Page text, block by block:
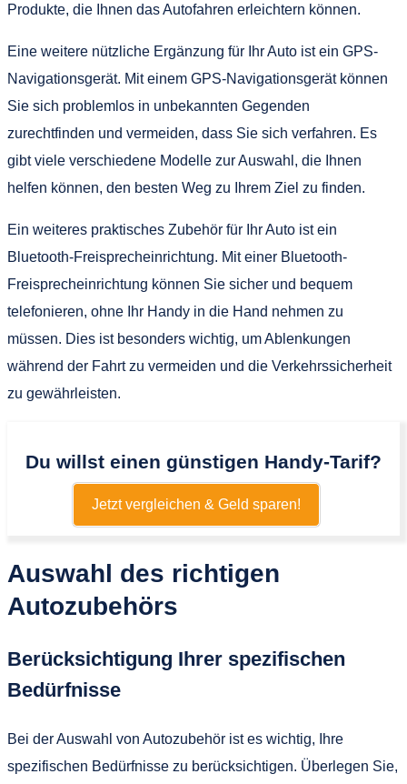
Produkte, die Ihnen das Autofahren erleichtern können.
Eine weitere nützliche Ergänzung für Ihr Auto ist ein GPS-
Navigationsgerät. Mit einem GPS-Navigationsgerät können
Sie sich problemlos in unbekannten Gegenden
zurechtfinden und vermeiden, dass Sie sich verfahren. Es
gibt viele verschiedene Modelle zur Auswahl, die Ihnen
helfen können, den besten Weg zu Ihrem Ziel zu finden.
Ein weiteres praktisches Zubehör für Ihr Auto ist ein
Bluetooth-Freisprecheinrichtung. Mit einer Bluetooth-
Freisprecheinrichtung können Sie sicher und bequem
telefonieren, ohne Ihr Handy in die Hand nehmen zu
müssen. Dies ist besonders wichtig, um Ablenkungen
während der Fahrt zu vermeiden und die Verkehrssicherheit
zu gewährleisten.
Du willst einen günstigen Handy-Tarif?
Jetzt vergleichen & Geld sparen!
Auswahl des richtigen
Autozubehörs
Berücksichtigung Ihrer spezifischen
Bedürfnisse
Bei der Auswahl von Autozubehör ist es wichtig, Ihre
spezifischen Bedürfnisse zu berücksichtigen. Überlegen Sie,